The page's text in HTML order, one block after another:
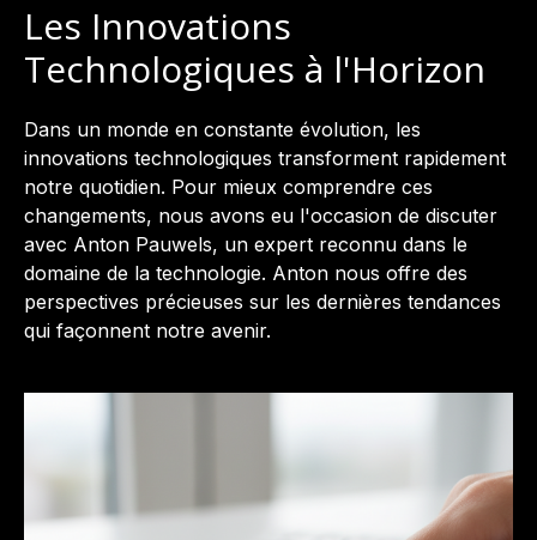
Les Innovations
Technologiques à l'Horizon
Dans un monde en constante évolution, les
innovations technologiques transforment rapidement
notre quotidien. Pour mieux comprendre ces
changements, nous avons eu l'occasion de discuter
avec Anton Pauwels, un expert reconnu dans le
domaine de la technologie. Anton nous offre des
perspectives précieuses sur les dernières tendances
qui façonnent notre avenir.